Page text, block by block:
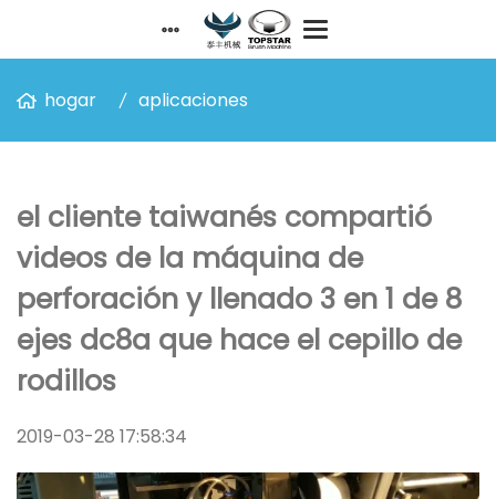
hogar aplicaciones
el cliente taiwanés compartió
videos de la máquina de
perforación y llenado 3 en 1 de 8
ejes dc8a que hace el cepillo de
rodillos
2019-03-28 17:58:34